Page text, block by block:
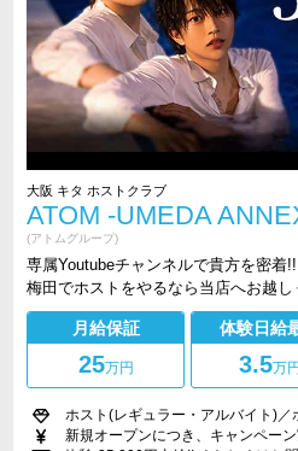
大阪 キタ ホストクラブ
ATOM -UMEDA
(アトムグループ)
専属Youtubeチャンネルで貴方を密着
梅田でホストをやるなら当店へお越し
月給保証
25万円
体験日給
3.5万円
ホスト(レギュラー・アルバイト)／
新規オープンにつき、キャンペー